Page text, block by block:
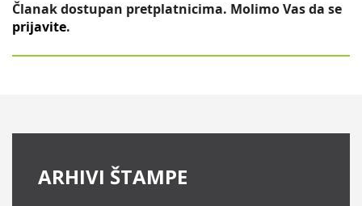
Članak dostupan pretplatnicima. Molimo Vas da se
prijavite.
ARHIVI ŠTAMPE